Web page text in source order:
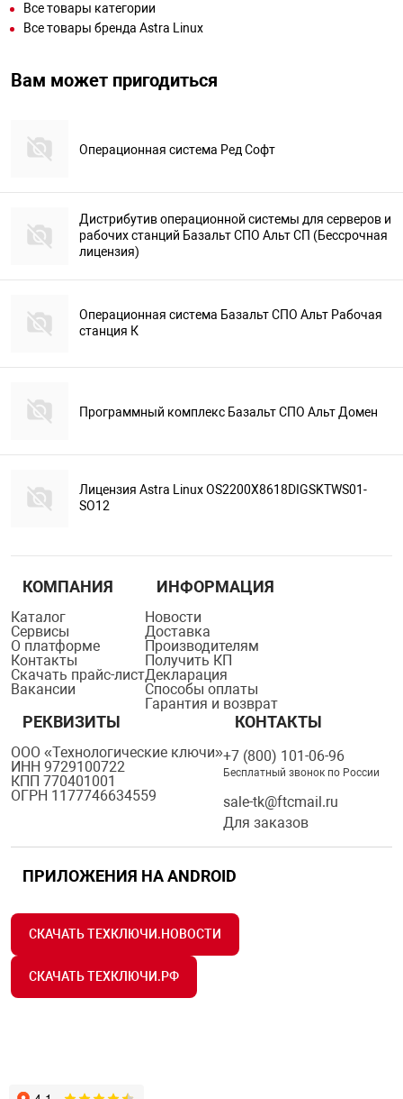
Все товары категории
Все товары бренда Astra Linux
Вам может пригодиться
Операционная система Ред Софт
Дистрибутив операционной системы для серверов и
рабочих станций Базальт СПО Альт СП (Бессрочная
лицензия)
Операционная система Базальт СПО Альт Рабочая
станция К
Программный комплекс Базальт СПО Альт Домен
Лицензия Astra Linux OS2200X8618DIGSKTWS01-
SO12
КОМПАНИЯ
Каталог
Сервисы
О платформе
Контакты
Скачать прайс-лист
Вакансии
ИНФОРМАЦИЯ
Новости
Доставка
Производителям
Получить КП
Декларация
Способы оплаты
Гарантия и возврат
РЕКВИЗИТЫ
ООО «Технологические ключи»
ИНН 9729100722
КПП 770401001
ОГРН 1177746634559
КОНТАКТЫ
+7 (800) 101-06-96
Бесплатный звонок по России
sale-tk@ftcmail.ru
Для заказов
ПРИЛОЖЕНИЯ НА ANDROID
СКАЧАТЬ ТЕХКЛЮЧИ.НОВОСТИ
СКАЧАТЬ ТЕХКЛЮЧИ.РФ